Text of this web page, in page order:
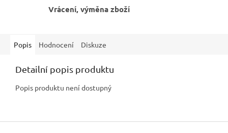
Vrácení, výměna zboží
Popis Hodnocení Diskuze
Detailní popis produktu
Popis produktu není dostupný
Z